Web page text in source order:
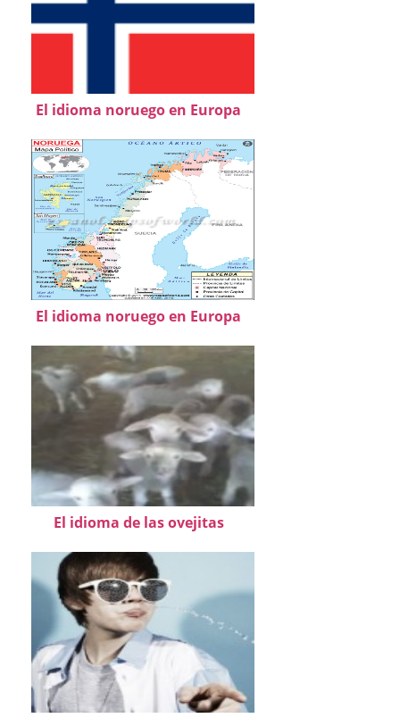
El idioma noruego en Europa
El idioma noruego en Europa
El idioma de las ovejitas